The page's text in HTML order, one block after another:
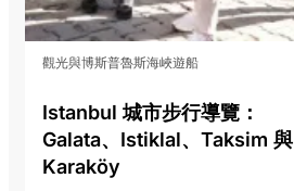
觀光與博斯普魯斯海峽遊船
Istanbul 城市步行導覽：
Galata、Istiklal、Taksim 與
Karaköy